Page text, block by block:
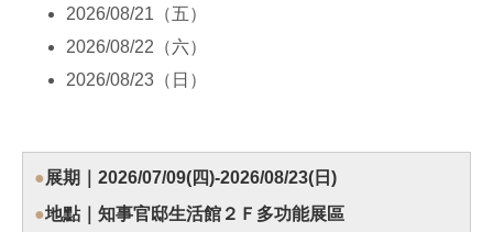
2026/08/21（五）
2026/08/22（六）
2026/08/23（日）
●展期｜2026/07/09(四)-2026/08/23(日)
●地點｜知事官邸生活館２Ｆ多功能展區